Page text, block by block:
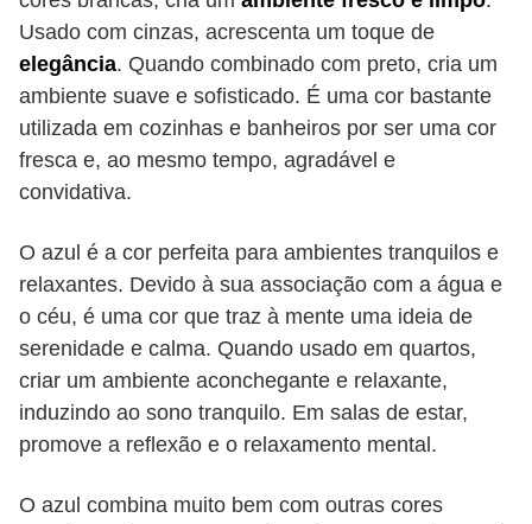
Usado com cinzas, acrescenta um toque de
elegância. Quando combinado com preto, cria um
ambiente suave e sofisticado. É uma cor bastante
utilizada em cozinhas e banheiros por ser uma cor
fresca e, ao mesmo tempo, agradável e
convidativa.
O azul é a cor perfeita para ambientes tranquilos e
relaxantes. Devido à sua associação com a água e
o céu, é uma cor que traz à mente uma ideia de
serenidade e calma. Quando usado em quartos,
criar um ambiente aconchegante e relaxante,
induzindo ao sono tranquilo. Em salas de estar,
promove a reflexão e o relaxamento mental.
O azul combina muito bem com outras cores